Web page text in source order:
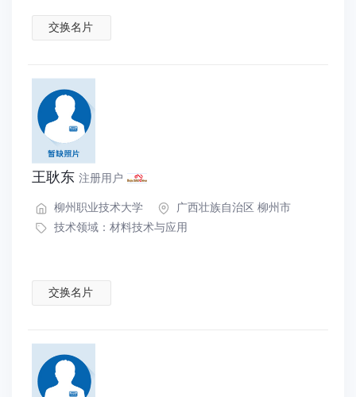
交换名片
王耿东 注册用户
柳州职业技术大学
广西壮族自治区 柳州市
技术领域： 材料技术与应用
交换名片